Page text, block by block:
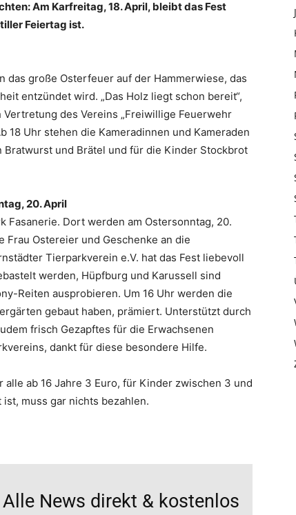
Am Karfreitag, 18.April, bleibt das Fest
Feiertag ist.
das große Osterfeuer auf der Hammerwiese, das
entzündet wird. „Das Holz liegt schon bereit“,
des Vereins „Freiwillige Feuerwehr
18 Uhr stehen die Kameradinnen und Kameraden
Bratwurst und Brätel und für die Kinder Stockbrot
20.April
Dort werden am Ostersonntag, 20.
Frau Ostereier und Geschenke an die
Tierparkverein e.V. hat das Fest liebevoll
werden, Hüpfburg und Karussell sind
Reiten ausprobieren. Um 16 Uhr werden die
gebaut haben, prämiert. Unterstützt durch
frisch Gezapftes für die Erwachsenen
dankt für diese besondere Hilfe.
ab 16 Jahre 3 Euro, für Kinder zwischen 3 und
ist, muss gar nichts bezahlen.
Alle News direkt & kostenlos